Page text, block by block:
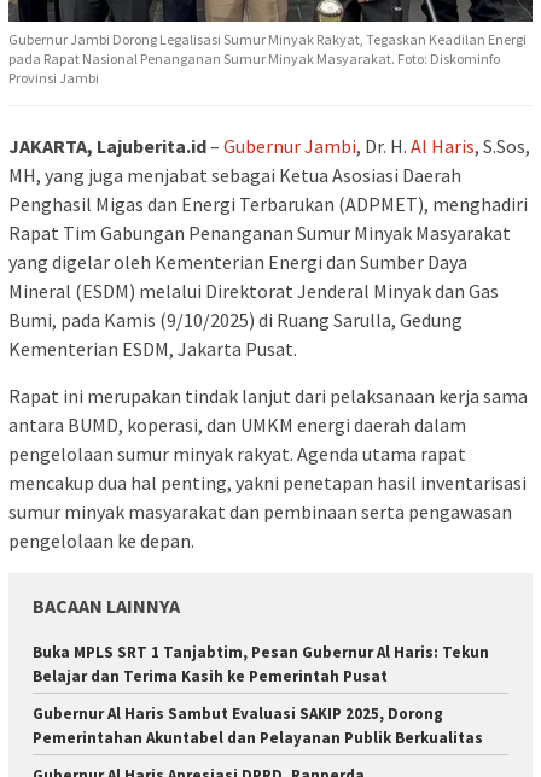
Gubernur Jambi Dorong Legalisasi Sumur Minyak Rakyat, Tegaskan Keadilan Energi
pada Rapat Nasional Penanganan Sumur Minyak Masyarakat. Foto: Diskominfo
Provinsi Jambi
JAKARTA, Lajuberita.id– Gubernur Jambi, Dr. H. Al Haris, S.Sos,
MH, yang juga menjabat sebagai Ketua Asosiasi Daerah
Penghasil Migas dan Energi Terbarukan (ADPMET), menghadiri
Rapat Tim Gabungan Penanganan Sumur Minyak Masyarakat
yang digelar oleh Kementerian Energi dan Sumber Daya
Mineral (ESDM) melalui Direktorat Jenderal Minyak dan Gas
Bumi, pada Kamis (9/10/2025) di Ruang Sarulla, Gedung
Kementerian ESDM, Jakarta Pusat.
Rapat ini merupakan tindak lanjut dari pelaksanaan kerja sama
antara BUMD, koperasi, dan UMKM energi daerah dalam
pengelolaan sumur minyak rakyat. Agenda utama rapat
mencakup dua hal penting, yakni penetapan hasil inventarisasi
sumur minyak masyarakat dan pembinaan serta pengawasan
pengelolaan ke depan.
BACAAN LAINNYA
Buka MPLS SRT 1 Tanjabtim, Pesan Gubernur Al Haris: Tekun
Belajar dan Terima Kasih ke Pemerintah Pusat
Gubernur Al Haris Sambut Evaluasi SAKIP 2025, Dorong
Pemerintahan Akuntabel dan Pelayanan Publik Berkualitas